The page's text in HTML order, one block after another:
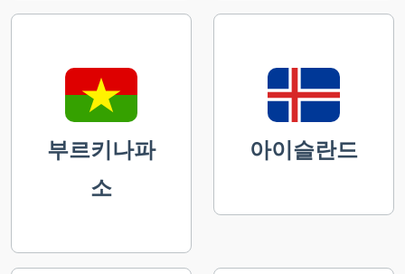
부르키나파
소
아이슬란드